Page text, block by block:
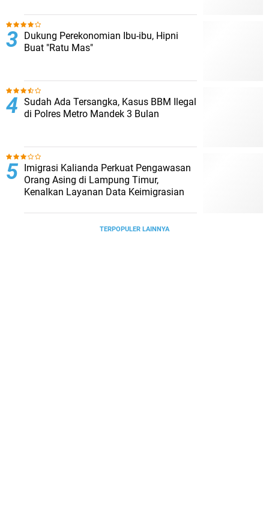
Dukung Perekonomian Ibu-ibu, Hipni
Buat "Ratu Mas"
Sudah Ada Tersangka, Kasus BBM Ilegal
di Polres Metro Mandek 3 Bulan
Imigrasi Kalianda Perkuat Pengawasan
Orang Asing di Lampung Timur,
Kenalkan Layanan Data Keimigrasian
TERPOPULER LAINNYA